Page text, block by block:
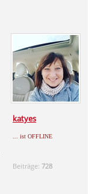
katyes
... ist OFFLINE
Beiträge:728